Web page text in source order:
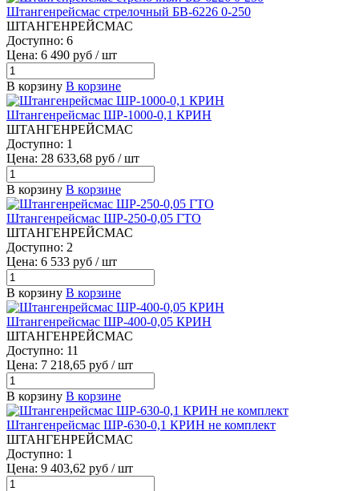
Штангенрейсмас стрелочный БВ-6226 0-250
ШТАНГЕНРЕЙСМАС
Доступно: 6
Цена: 6 490 руб / шт
В корзину В корзине
Штангенрейсмас ШР-1000-0,1 КРИН
ШТАНГЕНРЕЙСМАС
Доступно: 1
Цена: 28 633,68 руб / шт
В корзину В корзине
Штангенрейсмас ШР-250-0,05 ГТО
ШТАНГЕНРЕЙСМАС
Доступно: 2
Цена: 6 533 руб / шт
В корзину В корзине
Штангенрейсмас ШР-400-0,05 КРИН
ШТАНГЕНРЕЙСМАС
Доступно: 11
Цена: 7 218,65 руб / шт
В корзину В корзине
Штангенрейсмас ШР-630-0,1 КРИН не комплект
ШТАНГЕНРЕЙСМАС
Доступно: 1
Цена: 9 403,62 руб / шт